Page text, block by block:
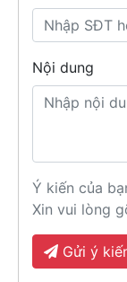
Nội dung
Ý kiến của
Xin vui lòng
Gửi ý